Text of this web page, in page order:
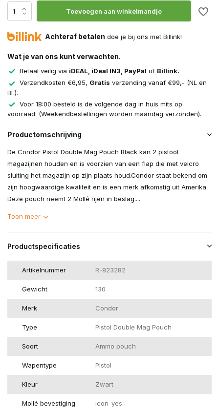
Toevoegen aan winkelmandje
Achteraf betalen doe je bij ons met Billink!
Wat je van ons kunt verwachten.
Betaal veilig via iDEAL, iDeal IN3, PayPal of Billink.
Verzendkosten €6,95, Gratis verzending vanaf €99,- (NL en
BE).
Voor 18:00 besteld is de volgende dag in huis mits op
voorraad. (Weekendbestellingen worden maandag verzonden).
Productomschrijving
De Condor Pistol Double Mag Pouch Black kan 2 pistool
magazijnen houden en is voorzien van een flap die met velcro
sluiting het magazijn op zijn plaats houd.Condor staat bekend om
zijn hoogwaardige kwaliteit en is een merk afkomstig uit Amerika.
Deze pouch neemt 2 Mollé rijen in beslag....
Toon meer
Productspecificaties
Artikelnummer R-823282
Gewicht 130
Merk Condor
Type Pistol Double Mag Pouch
Soort Ammo pouch
Wapentype Pistol
Kleur Zwart
Mollé bevestiging icon-yes